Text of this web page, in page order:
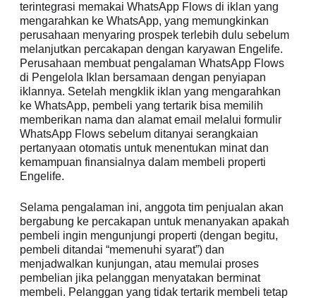
terintegrasi memakai WhatsApp Flows di iklan yang
mengarahkan ke WhatsApp, yang memungkinkan
perusahaan menyaring prospek terlebih dulu sebelum
melanjutkan percakapan dengan karyawan Engelife.
Perusahaan membuat pengalaman WhatsApp Flows
di Pengelola Iklan bersamaan dengan penyiapan
iklannya. Setelah mengklik iklan yang mengarahkan
ke WhatsApp, pembeli yang tertarik bisa memilih
memberikan nama dan alamat email melalui formulir
WhatsApp Flows sebelum ditanyai serangkaian
pertanyaan otomatis untuk menentukan minat dan
kemampuan finansialnya dalam membeli properti
Engelife.
Selama pengalaman ini, anggota tim penjualan akan
bergabung ke percakapan untuk menanyakan apakah
pembeli ingin mengunjungi properti (dengan begitu,
pembeli ditandai “memenuhi syarat”) dan
menjadwalkan kunjungan, atau memulai proses
pembelian jika pelanggan menyatakan berminat
membeli. Pelanggan yang tidak tertarik membeli tetap